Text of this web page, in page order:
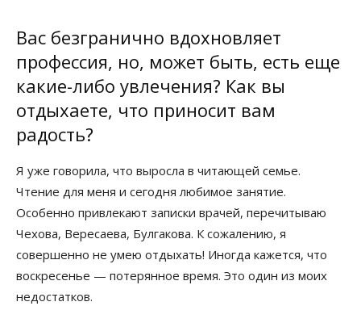
Вас безгранично вдохновляет
профессия, но, может быть, есть еще
какие-либо увлечения? Как вы
отдыхаете, что приносит вам
радость?
Я уже говорила, что выросла в читающей семье.
Чтение для меня и сегодня любимое занятие.
Особенно привлекают записки врачей, перечитываю
Чехова, Вересаева, Булгакова. К сожалению, я
совершенно не умею отдыхать! Иногда кажется, что
воскресенье — потерянное время. Это один из моих
недостатков.